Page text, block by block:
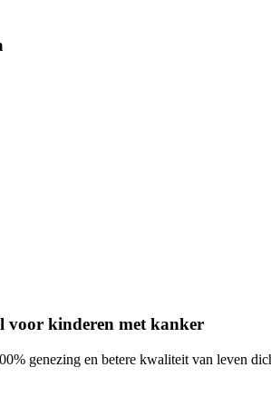
voor kinderen met kanker
genezing en betere kwaliteit van leven